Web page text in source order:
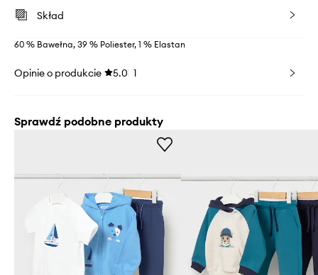
Skład
60 % Bawełna, 39 % Poliester, 1 % Elastan
Opinie o produkcie 5.0 1
Sprawdź podobne produkty